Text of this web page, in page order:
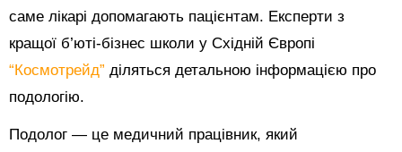
саме лікарі допомагають пацієнтам. Експерти з
кращої б’юті-бізнес школи у Східній Європі
“Космотрейд” діляться детальною інформацією про
подологію.
Подолог — це медичний працівник, який